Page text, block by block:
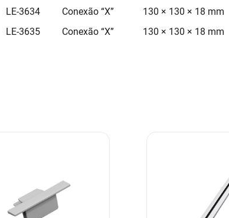
LE-3634
Conexão “X” 130 × 130 × 18 mm
LE-3635
Conexão “X” 130 × 130 × 18 mm